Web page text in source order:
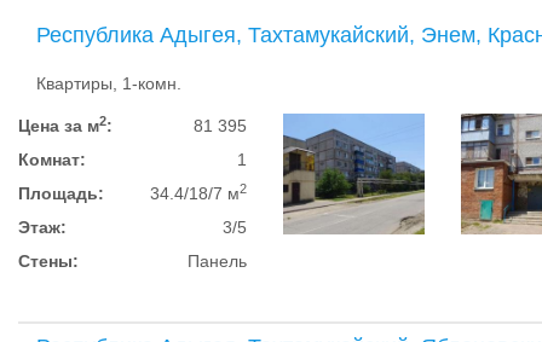
Республика Адыгея, Тахтамукайский, Энем,
Квартиры, 1-комн.
Цена за м2:
81 395
Комнат:
1
Площадь:
34.4/18/7 м2
Этаж:
3/5
Стены:
Панель